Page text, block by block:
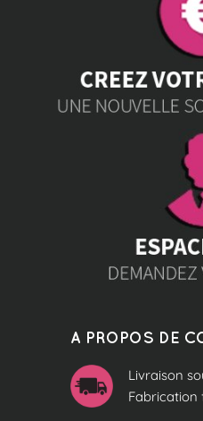
A PROPOS DE
Livraison
Fabrication